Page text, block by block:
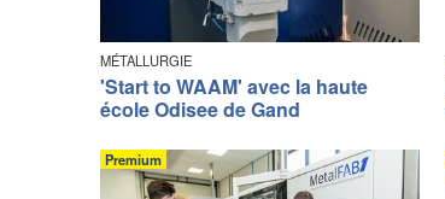
MÉTALLURGIE
'Start to WAAM' avec la haute
école Odisee de Gand
Premium